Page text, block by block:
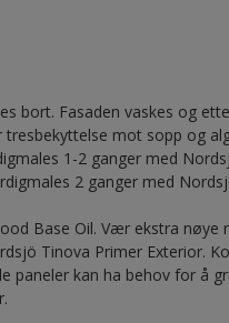
bort. Fasaden vaskes og
mot sopp og
1-2 ganger med
2 ganger med
Base Oil. Vær ekstra nøye
Tinova Primer Exterior.
paneler kan ha behov for å